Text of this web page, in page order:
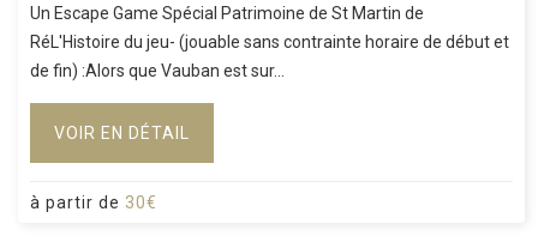
Un Escape Game Spécial Patrimoine de St Martin de
RéL'Histoire du jeu- (jouable sans contrainte horaire de début et
de fin) :Alors que Vauban est sur...
VOIR EN DÉTAIL
à partir de 30€